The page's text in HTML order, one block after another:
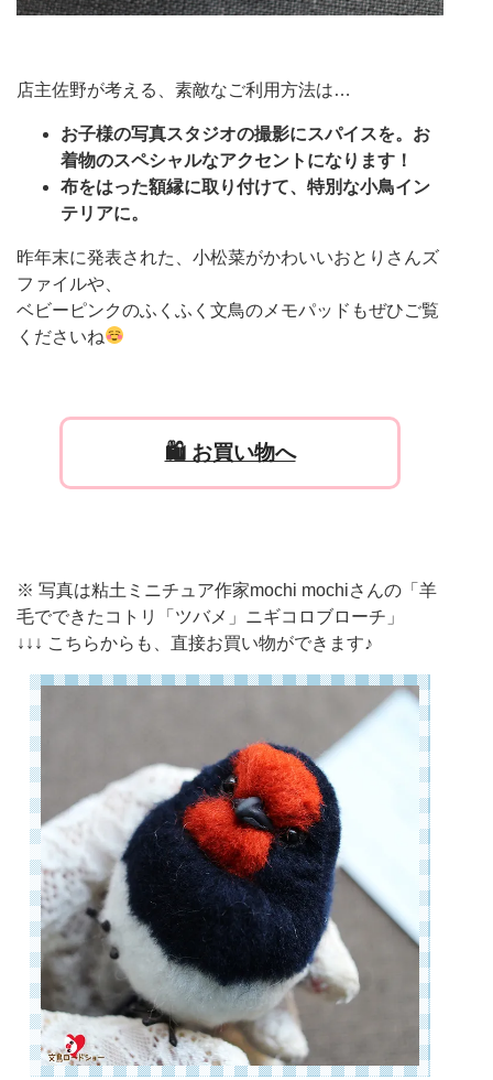
店主佐野が考える、素敵なご利用方法は…
お子様の写真スタジオの撮影にスパイスを。お
着物のスペシャルなアクセントになります！
布をはった額縁に取り付けて、特別な小鳥イン
テリアに。
昨年末に発表された、小松菜がかわいいおとりさんズ
ファイルや、
ベビーピンクのふくふく文鳥のメモパッドもぜひご覧
くださいね
🛍 お買い物へ
※ 写真は粘土ミニチュア作家mochi mochiさんの「羊
毛でできたコトリ「ツバメ」ニギコロブローチ」
↓↓↓ こちらからも、直接お買い物ができます♪